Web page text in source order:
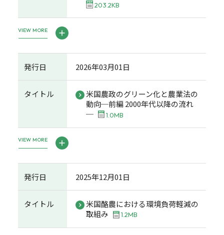
203.2KB
VIEW MORE
発行日 2026年03月01日
タイトル
米国農政のグリーン化と農業法の
動向─前編 2000年代以降の流れ
─
1.0MB
VIEW MORE
発行日 2025年12月01日
タイトル
米国酪農における環境負荷軽減の
取組み
1.2MB